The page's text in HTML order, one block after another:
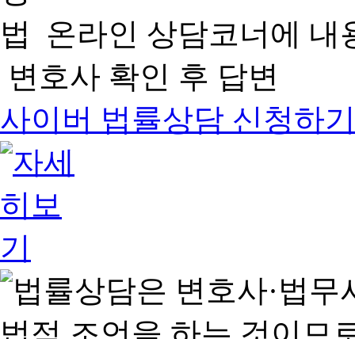
온라인 상담코너에 내
변호사 확인 후 답변
사이버 법률상담 신청하기